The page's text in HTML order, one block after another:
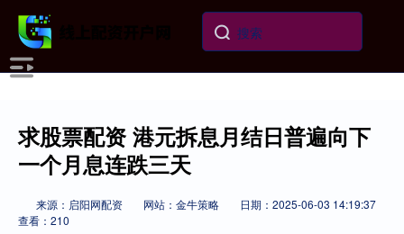
求股票配资 港元拆息月结日普遍向下
一个月息连跌三天
来源：启阳网配资 网站：金牛策略
日期：2025-06-03 14:19:37
查看：210